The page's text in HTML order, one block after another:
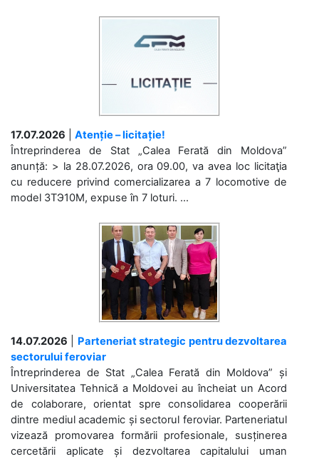
17.07.2026
Atenție – licitație!
Întreprinderea de Stat „Calea Ferată din Moldova”
anunță: > la 28.07.2026, ora 09.00, va avea loc licitaţia
cu reducere privind comercializarea a 7 locomotive de
model 3ТЭ10М, expuse în 7 loturi. ...
14.07.2026
Parteneriat strategic pentru dezvoltarea
sectorului feroviar
Întreprinderea de Stat „Calea Ferată din Moldova” și
Universitatea Tehnică a Moldovei au încheiat un Acord
de colaborare, orientat spre consolidarea cooperării
dintre mediul academic și sectorul feroviar. Parteneriatul
vizează promovarea formării profesionale, susținerea
cercetării aplicate și dezvoltarea capitalului uman